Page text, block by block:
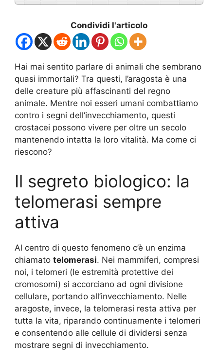
Condividi l'articolo
Hai mai sentito parlare di animali che sembrano
quasi immortali? Tra questi, l’aragosta è una
delle creature più affascinanti del regno
animale. Mentre noi esseri umani combattiamo
contro i segni dell’invecchiamento, questi
crostacei possono vivere per oltre un secolo
mantenendo intatta la loro vitalità. Ma come ci
riescono?
Il segreto biologico: la
telomerasi sempre
attiva
Al centro di questo fenomeno c’è un enzima
chiamato telomerasi. Nei mammiferi, compresi
noi, i telomeri (le estremità protettive dei
cromosomi) si accorciano ad ogni divisione
cellulare, portando all’invecchiamento. Nelle
aragoste, invece, la telomerasi resta attiva per
tutta la vita, riparando continuamente i telomeri
e consentendo alle cellule di dividersi senza
mostrare segni di invecchiamento.